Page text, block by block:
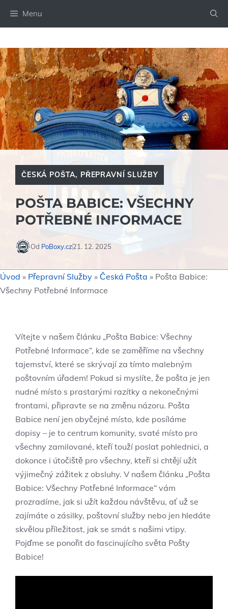
Menu
ČESKÁ POŠTA, PŘEPRAVNÍ SLUŽBY
POŠTA BABICE: VŠECHNY
POTŘEBNÉ INFORMACE
Od PoBoxy.cz21. 12. 2025
Úvod » Přepravní Služby » Česká Pošta » Pošta Babice:
Všechny Potřebné Informace
Vítejte v našem článku „Pošta Babice: Všechny
Potřebné Informace“, kde se zaměříme na všechny
tajemství, které se skrývají za tímto malebným
poštovním úřadem! Pokud si myslíte, že pošta je jen
nudné místo s prastarými razítky a nekonečnými
frontami, připravte se na změnu názoru. Pošta
Babice není jen obyčejné místo, kde posíláme
dopisy – je to centrum komunity, svaté místo pro
všechny zamilované, kteří touží poslat pohlednici, a
dokonce i útočiště pro všechny, kteří si chtějí užít
výjimečný zážitek z obsluhy. V našem článku „Pošta
Babice: Všechny Potřebné Informace“ vám
prozradíme, jak si užít každou návštěvu, ať už se
zajímáte o zásilky, poštovní služby nebo jen hledáte
skvělou příležitost, jak se smát s našimi vtipy.
Pojďme se ponořit do fascinujícího světa Pošty
Babice!